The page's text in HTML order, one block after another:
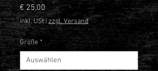
€ 25,00Preis
inkl. USt| zzgl. Versand
Größe *